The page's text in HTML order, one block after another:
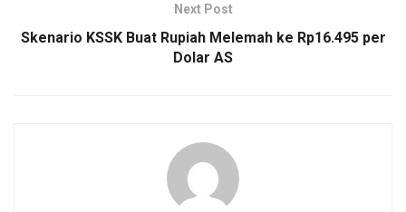
Next Post
Skenario KSSK Buat Rupiah Melemah ke Rp16.495 per
Dolar AS